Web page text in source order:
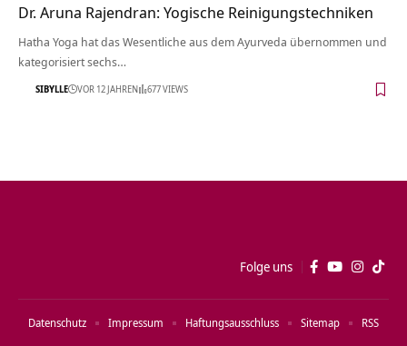
Dr. Aruna Rajendran: Yogische Reinigungstechniken
Hatha Yoga hat das Wesentliche aus dem Ayurveda übernommen und
kategorisiert sechs…
SIBYLLE VOR 12 JAHREN 677 VIEWS
Folge uns
Datenschutz Impressum Haftungsausschluss Sitemap RSS